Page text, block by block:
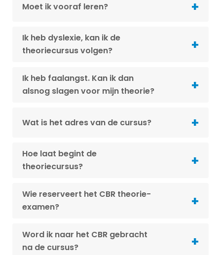
Moet ik vooraf leren?
Ik heb dyslexie, kan ik de
theoriecursus volgen?
Ik heb faalangst. Kan ik dan
alsnog slagen voor mijn theorie?
Wat is het adres van de cursus?
Hoe laat begint de
theoriecursus?
Wie reserveert het CBR theorie-
examen?
Word ik naar het CBR gebracht
na de cursus?